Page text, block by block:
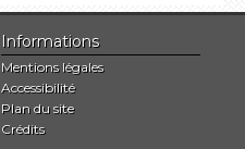
Informations
Mentions légales
Accessibilité
Plan du site
Crédits